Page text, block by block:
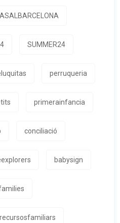
SUMMER24
perruqueria
primerainfancia
conciliació
babysign
recursosfamiliars